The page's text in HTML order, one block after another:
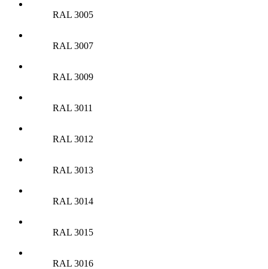
RAL 3005
RAL 3007
RAL 3009
RAL 3011
RAL 3012
RAL 3013
RAL 3014
RAL 3015
RAL 3016